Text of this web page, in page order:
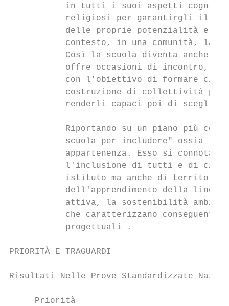
in tutti i suoi aspetti
religiosi per garantirgli il
delle proprie potenzialità e
contesto, in una comunità, la
Così la scuola diventa anche
offre occasioni di incontro,
con l'obiettivo di formare
costruzione di collettività
renderli capaci poi di
Riportando su un piano più
scuola per includere" ossia il
appartenenza. Esso si connota
l'inclusione di tutti e di
istituto ma anche di
dell'apprendimento della
attiva, la sostenibilità
che caratterizzano
           progettuali .
PRIORITÀ E TRAGUARDI
Risultati Nelle Prove Standardizzate
     Priorità